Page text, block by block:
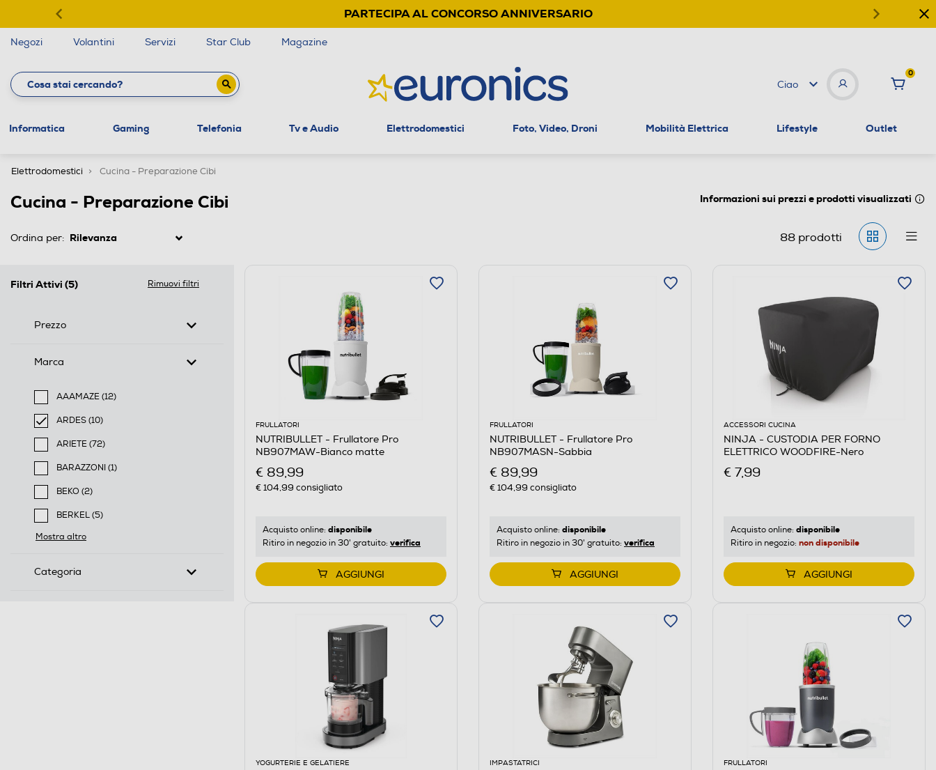
PARTECIPA AL CONCORSO ANNIVERSARIO
Negozi Volantini Servizi Star Club Magazine
Ciao
0
Informatica Gaming Telefonia Tv e Audio Elettrodomestici Foto, Video, Droni Mobilità Elettrica Lifestyle Outlet
Elettrodomestici Cucina - Preparazione Cibi
Cucina - Preparazione Cibi Informazioni sui prezzi e prodotti visualizzati
Ordina per: 88prodotti
Filtri Attivi (5) Rimuovi filtri
Prezzo
Marca
AAAMAZE (12)
Filtra per Marca: AAAMAZE
ARDES (10)
selected Filtro applicato per Marca: ARDES
ARIETE (72)
Filtra per Marca: ARIETE
BARAZZONI (1)
Filtra per Marca: BARAZZONI
BEKO (2)
Filtra per Marca: BEKO
BERKEL (5)
Filtra per Marca: BERKEL
Mostra altro
Categoria
FRULLATORI
NUTRIBULLET - Frullatore Pro
NB907MAW-Bianco matte
€ 89,99
€ 104,99 consigliato
Acquisto online: disponibile
Ritiro in negozio in 30' gratuito: verifica
AGGIUNGI
FRULLATORI
NUTRIBULLET - Frullatore Pro
NB907MASN-Sabbia
€ 89,99
€ 104,99 consigliato
Acquisto online: disponibile
Ritiro in negozio in 30' gratuito: verifica
AGGIUNGI
ACCESSORI CUCINA
NINJA - CUSTODIA PER FORNO
ELETTRICO WOODFIRE-Nero
€ 7,99
Acquisto online: disponibile
Ritiro in negozio: non disponibile
AGGIUNGI
YOGURTERIE E GELATIERE IMPASTATRICI FRULLATORI